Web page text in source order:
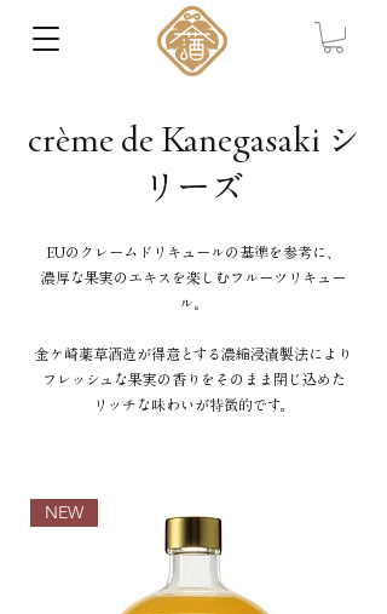
crème de Kanegasaki シ
リーズ
​EUのクレームドリキュールの基準を参考に、
濃厚な果実のエキスを楽しむフルーツリキュー
ル。
金ケ崎薬草酒造が得意とする濃縮浸漬製法により
フレッシュな果実の香りをそのまま閉じ込めた
リッチな味わいが特徴的です。
NEW